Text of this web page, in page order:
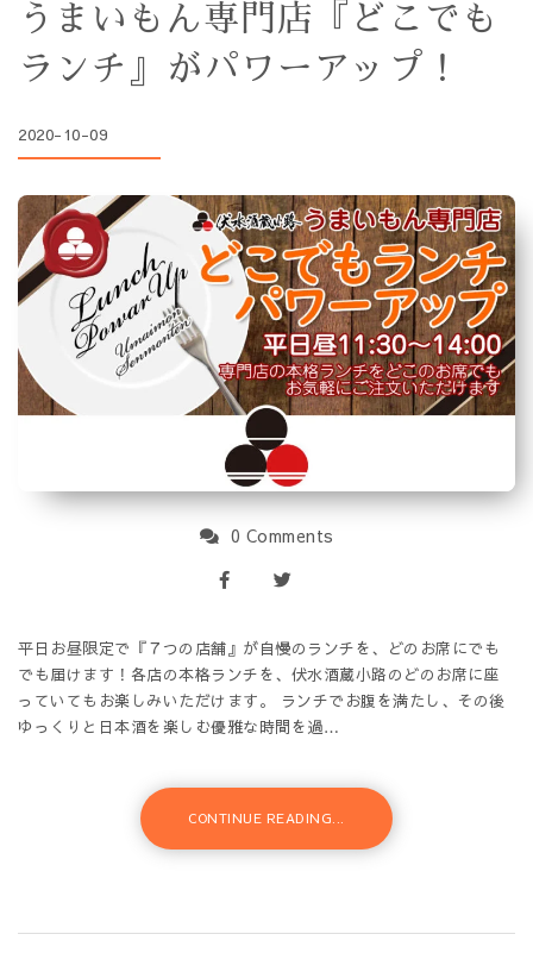
うまいもん専門店『どこでも
ランチ』がパワーアップ！
2020-10-09
0 Comments
平日お昼限定で『７つの店舗』が自慢のランチを、どのお席にでも
でも届けます！各店の本格ランチを、伏水酒蔵小路のどのお席に座
っていてもお楽しみいただけます。 ランチでお腹を満たし、その後
ゆっくりと日本酒を楽しむ優雅な時間を過…
CONTINUE READING...